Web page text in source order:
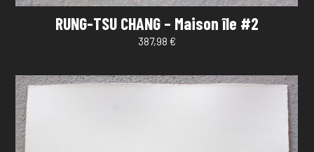
RUNG-TSU CHANG – Maison île #2
387,98 €